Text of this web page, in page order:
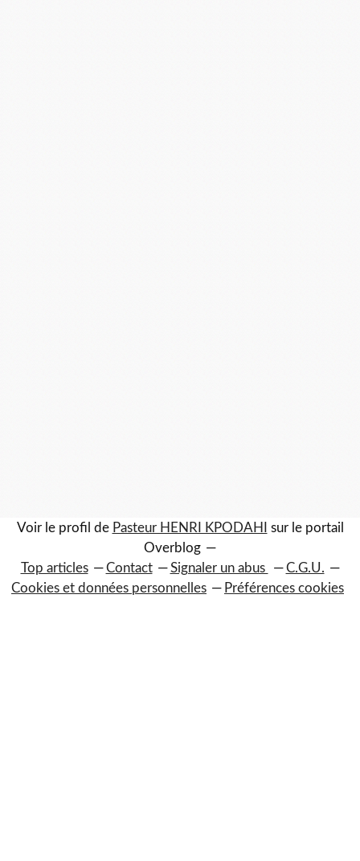
Voir le profil de Pasteur HENRI KPODAHI
sur le portail
Overblog
Top articles
Contact Signaler un abus
C.G.U.
Cookies et données personnelles
Préférences cookies